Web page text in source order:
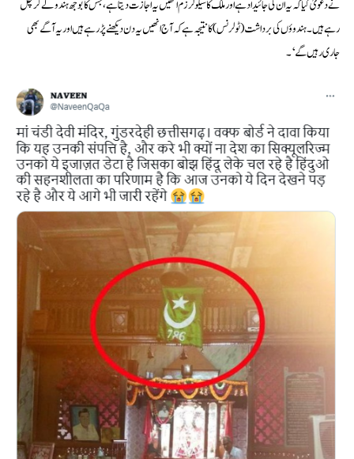
نے دعویٰ کیا کہ یہ ان کی جائیداد ہے اور ملک کا سیکولرزم انھیں یہ اجازت دیتا ہے، جس کا بوجھ ہندو لے کر چل
رہے ہیں۔ ہندوؤں کی برداشت (ٹولرنس) کا نتیجہ ہے کہ آج انھیں یہ دن دیکھنے پڑ رہے ہیں اور یہ آگے بھی
جاری رہیں گے‘۔